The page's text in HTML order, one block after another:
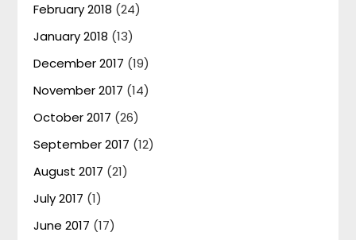
February 2018 (24)
January 2018 (13)
December 2017 (19)
November 2017 (14)
October 2017 (26)
September 2017 (12)
August 2017 (21)
July 2017 (1)
June 2017 (17)